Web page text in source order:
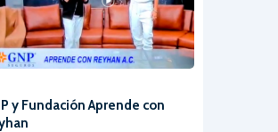
y Fundación Aprende con